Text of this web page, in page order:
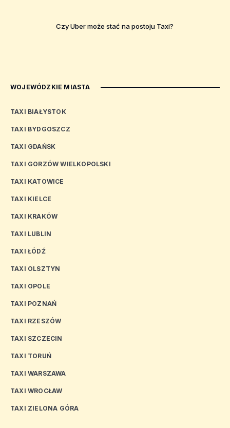
Czy Uber może stać na postoju Taxi?
WOJEWÓDZKIE MIASTA
TAXI BIAŁYSTOK
TAXI BYDGOSZCZ
TAXI GDAŃSK
TAXI GORZÓW WIELKOPOLSKI
TAXI KATOWICE
TAXI KIELCE
TAXI KRAKÓW
TAXI LUBLIN
TAXI ŁÓDŹ
TAXI OLSZTYN
TAXI OPOLE
TAXI POZNAŃ
TAXI RZESZÓW
TAXI SZCZECIN
TAXI TORUŃ
TAXI WARSZAWA
TAXI WROCŁAW
TAXI ZIELONA GÓRA